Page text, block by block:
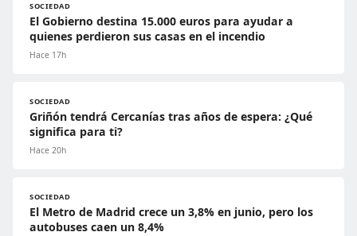
SOCIEDAD
El Gobierno destina 15.000 euros para ayudar a
quienes perdieron sus casas en el incendio
Hace 17h
SOCIEDAD
Griñón tendrá Cercanías tras años de espera: ¿Qué
significa para ti?
Hace 20h
SOCIEDAD
El Metro de Madrid crece un 3,8% en junio, pero los
autobuses caen un 8,4%